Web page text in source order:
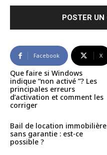
Facebook X
Que faire si Windows
indique “non activé ”? Les
principales erreurs
d’activation et comment les
corriger
Bail de location immobilière
sans garantie : est-ce
possible ?